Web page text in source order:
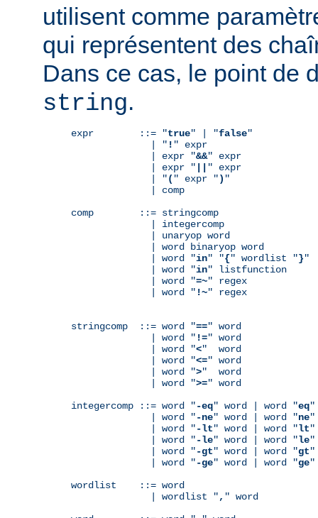
utilisent comme
qui représentent des
Dans ce cas, le point de
string.
expr        ::= "true" | "false"
              | "
! " expr
              | expr "
&&" expr
              | expr "
" expr
              | "
( " expr ") "
              | comp
comp        ::= stringcomp
              | integercomp
              | unaryop word
              | word binaryop word
              | word "
in" "{" wordlist "}"
              | word "
in" listfunction
              | word "
=~" regex
              | word "
!~" regex
stringcomp  ::= word "==" word
              | word "
!=" word
              | word "
<"  word
              | word "
<=" word
              | word "
>"  word
              | word "
>=" word
integercomp ::= word "-eq" word | word "eq"
              | word "
-ne" word | word "ne"
              | word "
-lt" word | word "lt"
              | word "
-le" word | word "le"
              | word "
-gt" word | word "gt"
              | word "
-ge" word | word "ge"
wordlist    ::= word
              | wordlist "
, " word